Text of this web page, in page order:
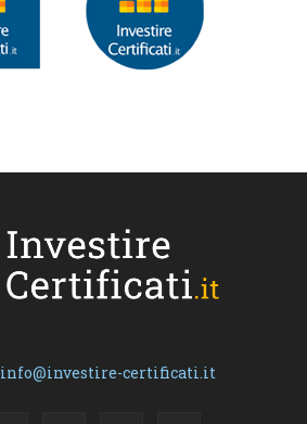
info@investire-certificati.it